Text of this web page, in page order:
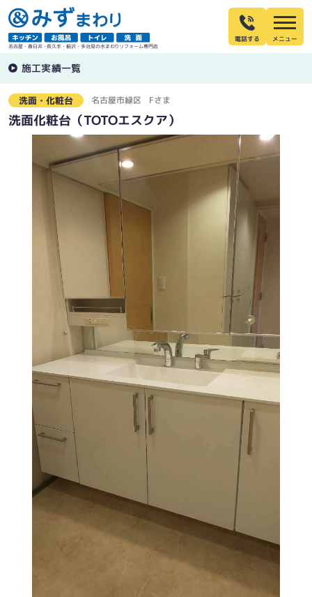
名古屋・春日井・長久手・稲沢・多治見の水まわりリフォーム専門店
電話する
施工実績一覧
洗面・化粧台 名古屋市緑区 Fさま
洗面化粧台（TOTOエスクア）